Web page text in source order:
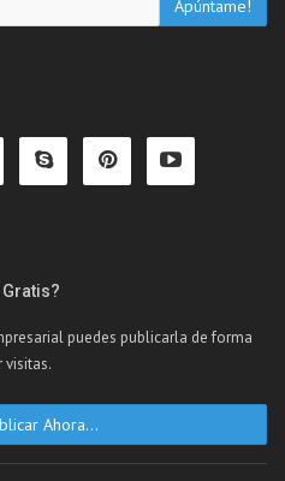
puedes publicarla de forma
visitas.
Ahora...